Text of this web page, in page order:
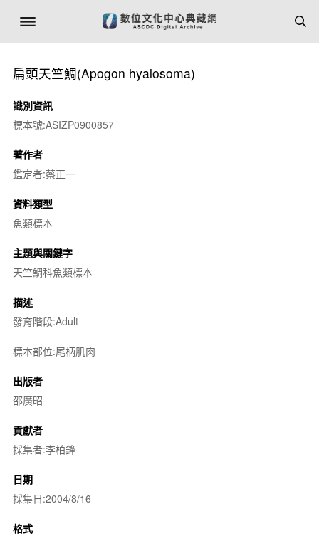
扁頭天竺鯛(Apogon hyalosoma)
識別資訊
標本號:ASIZP0900857
著作者
鑑定者:蔡正一
資料類型
魚類標本
主題與關鍵字
天竺鯛科魚類標本
描述
發育階段:Adult
標本部位:尾柄肌肉
出版者
邵廣昭
貢獻者
採集者:李柏鋒
日期
採集日:2004/8/16
格式